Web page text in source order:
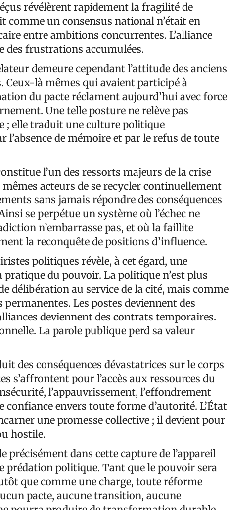
révélèrent rapidement la fragilité de
comme un consensus national n’était en
entre ambitions concurrentes. L’alliance
des frustrations accumulées.
demeure cependant l’attitude des anciens
Ceux-là mêmes qui avaient participé à
du pacte réclament aujourd’hui avec force
Une telle posture ne relève pas
; elle traduit une culture politique
l’absence de mémoire et par le refus de toute
l’un des ressorts majeurs de la crise
acteurs de se recycler continuellement
sans jamais répondre des conséquences
se perpétue un système où l’échec ne
n’embarrasse pas, et où la faillite
la reconquête de positions d’influence.
politiques révèle, à cet égard, une
du pouvoir. La politique n’est plus
délibération au service de la cité, mais comme
Les postes deviennent des
deviennent des contrats temporaires.
La parole publique perd sa valeur
des conséquences dévastatrices sur le corps
s’affrontent pour l’accès aux ressources du
l’appauvrissement, l’effondrement
envers toute forme d’autorité. L’État
une promesse collective ; il devient pour
hostile.
précisément dans cette capture de l’appareil
prédation politique. Tant que le pouvoir sera
que comme une charge, toute réforme
pacte, aucune transition, aucune